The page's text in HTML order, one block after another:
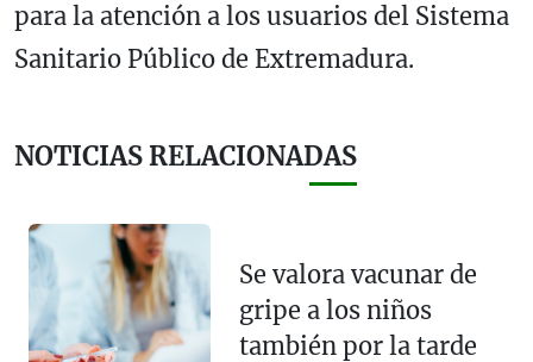
para la atención a los usuarios del Sistema
Sanitario Público de Extremadura.
NOTICIAS RELACIONADAS
Se valora vacunar de
gripe a los niños
también por la tarde